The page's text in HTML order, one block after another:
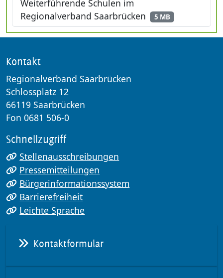
Weiterführende Schulen im
Regionalverband Saarbrücken
5 MB
Kontakt
Regionalverband Saarbrücken
Schlossplatz 12
66119 Saarbrücken
Fon 0681 506-0
Schnellzugriff
Stellenausschreibungen
Pressemitteilungen
Bürgerinformationssystem
Barrierefreiheit
Leichte Sprache
Kontaktformular